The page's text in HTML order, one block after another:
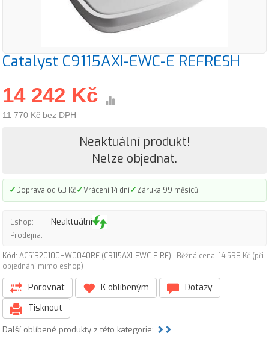
Catalyst C9115AXI-EWC-E REFRESH
14 242 Kč
11 770 Kč bez DPH
Neaktuální produkt!
Nelze objednat.
✓Doprava od 63 Kč✓Vrácení 14 dní✓Záruka 99 měsíců
Eshop: Neaktuální
Prodejna: ---
Kód: AC51320100HW0040RF (C9115AXI-EWC-E-RF)
Běžná cena: 14 598 Kč (při
objednání mimo eshop)
Porovnat K oblíbeným
Dotazy
Tisknout
Další oblíbené produkty z této kategorie: